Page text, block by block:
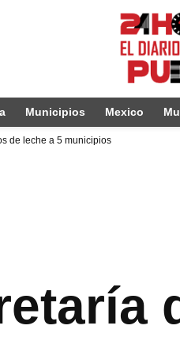
Municipios Mexico
de leche a 5 municipios